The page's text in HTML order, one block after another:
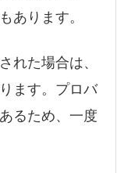
あります。
れた場合は、
ます。プロバ
るため、一度